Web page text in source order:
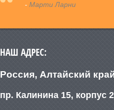
- Марти Ларни
НАШ АДРЕС:
Россия, Алтайский
пр. Калинина 15, корпус 2